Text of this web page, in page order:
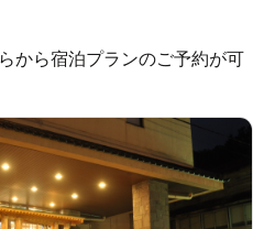
から宿泊プランのご予約が可